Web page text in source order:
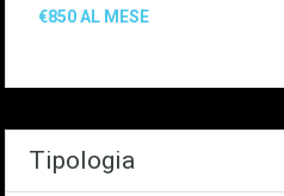
€850 AL MESE
Tipologia